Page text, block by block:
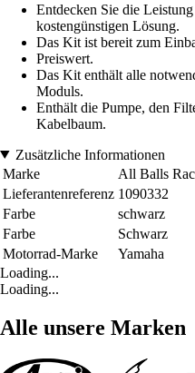
Entdecken Sie die
kostengünstigen Lösung.
Das Kit ist bereit zum
Preiswert.
Das Kit enthält alle
Moduls.
Enthält die Pumpe, den
Kabelbaum.
Zusätzliche Informationen
Marke
All Balls
Lieferantenreferenz 1090332
Farbe
schwarz
Farbe
Schwarz
Motorrad-Marke
Yamaha
Loading...
Loading...
Alle unsere Marken